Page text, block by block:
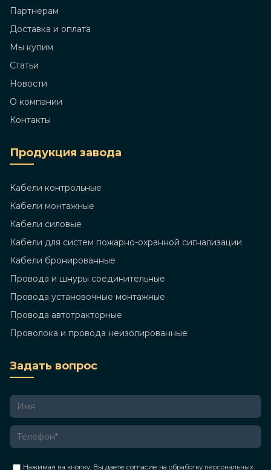
Партнерам
Доставка и оплата
Мы купим
Статьи
Новости
О компании
Контакты
Продукция завода
Кабели контрольные
Кабели монтажные
Кабели силовые
Кабели для систем пожарно-охранной сигнализации
Кабели бронированные
Провода и шнуры соединительные
Провода установочные монтажные
Провода автотракторные
Проволока и провода неизолированные
Задать вопрос
Нажимая на кнопку, Вы даете согласие на обработку персональных